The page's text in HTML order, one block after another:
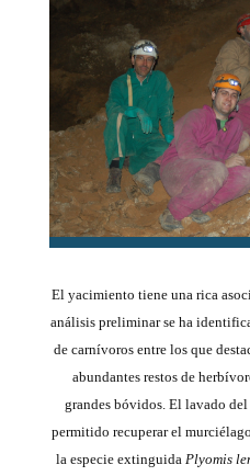
El yacimiento tiene una rica
análisis preliminar se ha
de carnívoros entre los que
abundantes restos de
grandes bóvidos. El lavado
permitido recuperar el
la especie extinguida Plyomis